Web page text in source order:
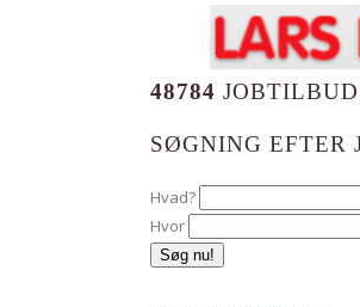
48784 JOBTILBUD
SØGNING EFTER
Hvad?
Hvor